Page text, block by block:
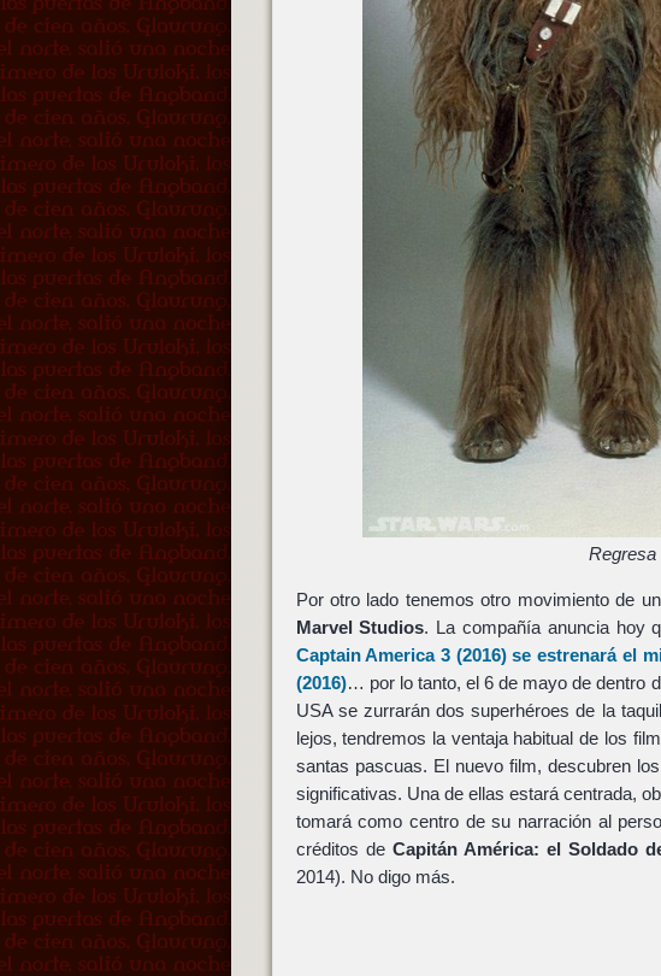
Regresa
Por otro lado tenemos otro movimiento de
Marvel Studios. La compañía anuncia hoy
Captain America 3(2016) se estrenará el
(2016)… por lo tanto, el 6 de mayo de dentro
USA se zurrarán dos superhéroes de la
lejos, tendremos la ventaja habitual de los
santas pascuas. El nuevo film, descubren
significativas. Una de ellas estará centrada,
tomará como centro de su narración al
créditos de Capitán América: el Soldado
2014). No digo más.